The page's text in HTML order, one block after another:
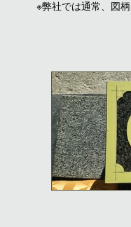
※弊社では通常、図